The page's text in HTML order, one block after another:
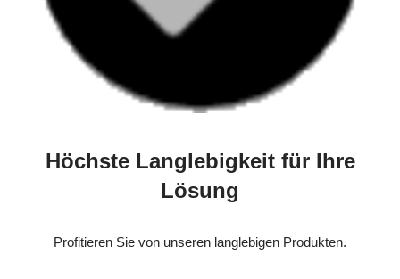
Höchste Langlebigkeit für Ihre
Lösung
Profitieren Sie von unseren langlebigen Produkten.